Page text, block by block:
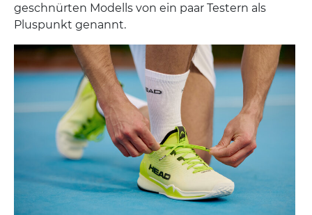
geschnürten Modells von ein paar Testern als
Pluspunkt genannt.